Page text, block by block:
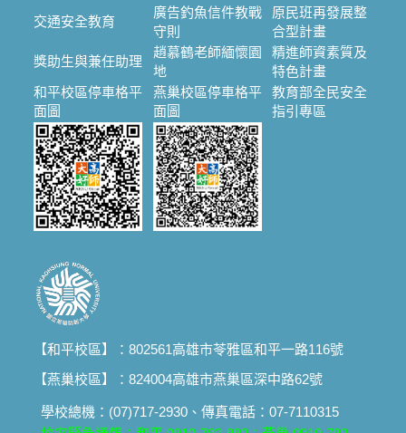
交通安全教育
廣告釣魚信件教戰
守則
原民班再發展整
合型計畫
獎助生與兼任助理
趙慕鶴老師緬懷園
地
精進師資素質及
特色計畫
和平校區停車格平
面圖
燕巢校區停車格平
面圖
教育部全民安全
指引專區
【和平校區】：802561高雄市苓雅區和平一路116號
【燕巢校區】：824004高雄市燕巢區深中路62號
學校總機：(07)717-2930、傳真電話：07-7110315